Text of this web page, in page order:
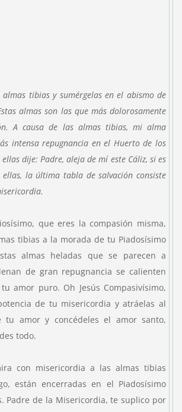
tibias y sumérgelas en el abismo de
almas son las que más dolorosamente
A causa de las almas tibias, mi alma
intensa repugnancia en el Huerto de los
ellas dije: Padre, aleja de mí este Cáliz, si es
la última tabla de salvación consiste
que eres la compasión misma,
tibias a la morada de tu Piadosísimo
almas heladas que se parecen a
de gran repugnancia se calienten
amor puro. Oh Jesús Compasivísimo,
de tu misericordia y atráelas al
tu amor y concédeles el amor santo,
todo.
con misericordia a las almas tibias
están encerradas en el Piadosísimo
Padre de la Misericordia, te suplico por